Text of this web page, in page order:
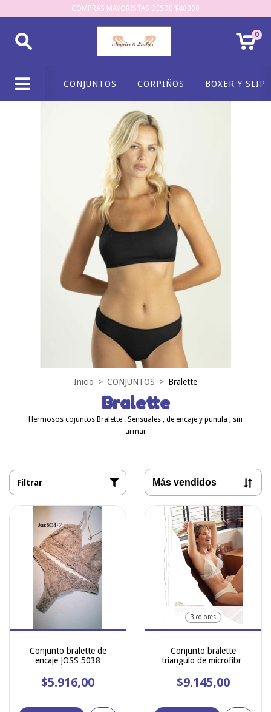
COMPRAS MAYORISTAS DESDE $40000
0
CONJUNTOS CORPIÑOS BOXER Y SLIP
Inicio > CONJUNTOS > Bralette
Bralette
Hermosos cojuntos Bralette . Sensuales , de encaje y puntila , sin
armar
Filtrar
Conjunto bralette de
encaje JOSS 5038
$5.916,00
3 colores
Conjunto bralette
triangulo de microfibra
$9.145,00